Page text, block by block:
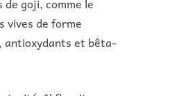
vives de forme
antioxydants et bêta-